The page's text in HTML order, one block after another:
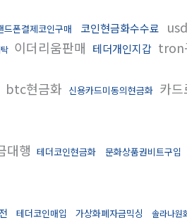
드폰결제코인구매 코인현금화수수료
이더리움판매 테더개인지갑 tron
btc현금화 신용카드미동의현금화 카드
대행 테더코인현금화 문화상품권비트구입
테더코인매입 가상화폐자금믹싱 솔라나원